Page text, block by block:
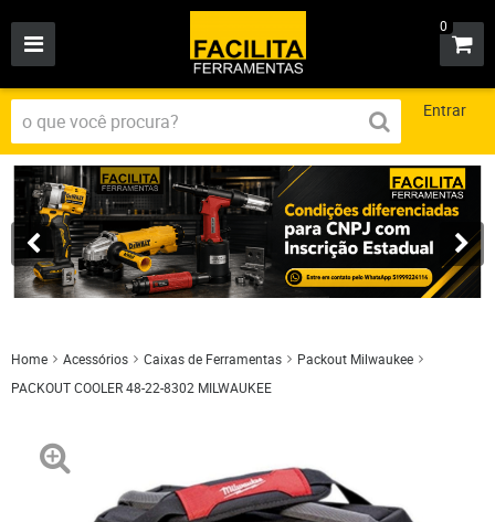
0
Entrar
Home Acessórios Caixas de Ferramentas
Packout Milwaukee
PACKOUT COOLER 48-22-8302 MILWAUKEE